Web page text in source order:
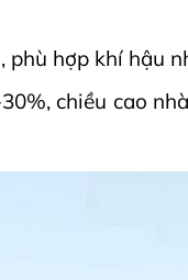
phù hợp khí hậu
chiều cao